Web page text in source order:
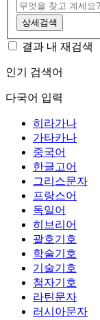
상세검색
결과 내 재검색
인기 검색어
다국어 입력
히라가나
가타카나
중국어
한글고어
그리스문자
프랑스어
독일어
히브리어
괄호기호
학술기호
기술기호
첨자기호
라틴문자
러시아문자